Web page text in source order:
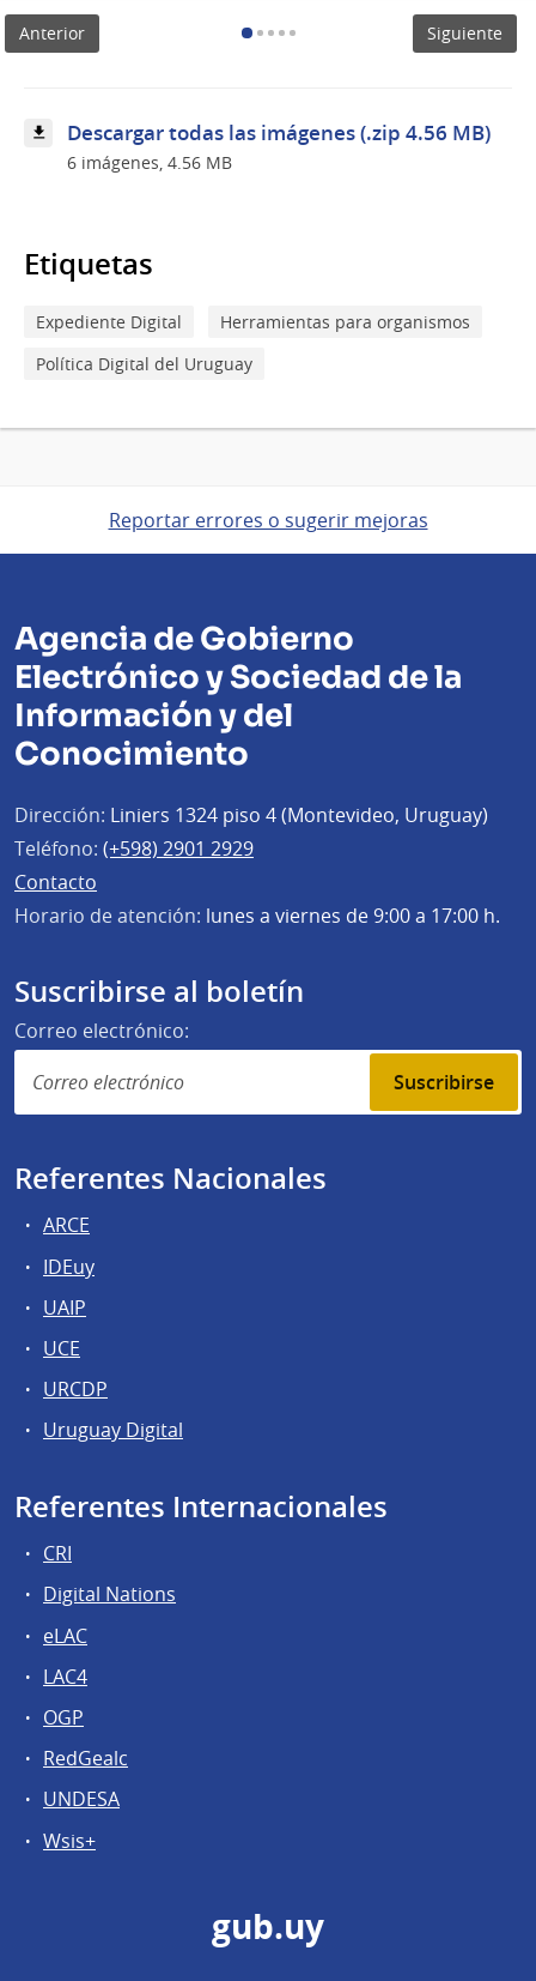
comunidad
2026
Anterior Siguiente
Descargar todas las imágenes (.zip 4.56 MB)
6 imágenes, 4.56 MB
Etiquetas
Expediente Digital
Herramientas para organismos
Política Digital del Uruguay
Reportar errores o sugerir mejoras
Agencia de Gobierno
Electrónico y Sociedad de la
Información y del
Conocimiento
Dirección: Liniers 1324 piso 4 (Montevideo, Uruguay)
Teléfono: (+598) 2901 2929
Contacto
Horario de atención: lunes a viernes de 9:00 a 17:00 h.
Suscribirse al boletín
Correo electrónico:
Suscribirse
Referentes Nacionales
ARCE
IDEuy
UAIP
UCE
URCDP
Uruguay Digital
Referentes Internacionales
CRI
Digital Nations
eLAC
LAC4
OGP
RedGealc
UNDESA
Wsis+
gub.uy